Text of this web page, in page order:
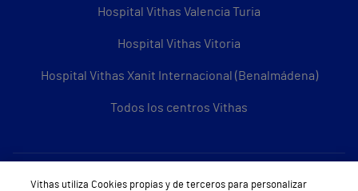
Hospital Vithas Valencia Turia
Hospital Vithas Vitoria
Hospital Vithas Xanit Internacional (Benalmádena)
Todos los centros Vithas
Sobre Vithas
Vithas utiliza Cookies propias y de terceros para personalizar